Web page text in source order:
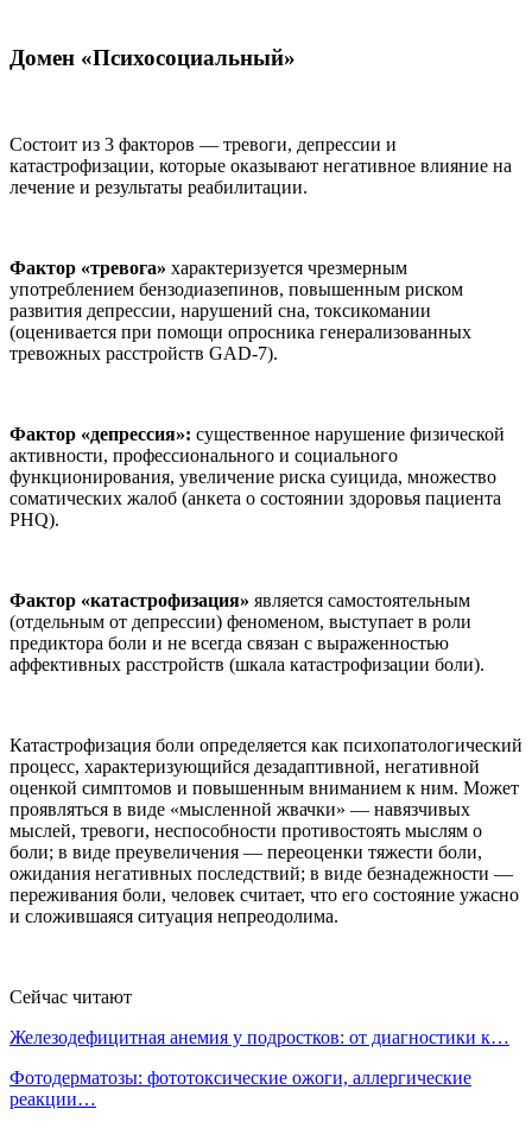
Домен «Психосоциальный»
Состоит из 3 факторов — тревоги, депрессии и
катастрофизации, которые оказывают негативное влияние на
лечение и результаты реабилитации.
Фактор «тревога» характеризуется чрезмерным
употреблением бензодиазепинов, повышенным риском
развития депрессии, нарушений сна, токсикомании
(оценивается при помощи опросника генерализованных
тревожных расстройств GAD-7).
Фактор «депрессия»: существенное нарушение физической
активности, профессионального и социального
функционирования, увеличение риска суицида, множество
соматических жалоб (анкета о состоянии здоровья пациента
PHQ).
Фактор «катастрофизация» является самостоятельным
(отдельным от депрессии) феноменом, выступает в роли
предиктора боли и не всегда связан с выраженностью
аффективных расстройств (шкала катастрофизации боли).
Катастрофизация боли определяется как психопатологический
процесс, характеризующийся дезадаптивной, негативной
оценкой симптомов и повышенным вниманием к ним. Может
проявляться в виде «мысленной жвачки» — навязчивых
мыслей, тревоги, неспособности противостоять мыслям о
боли; в виде преувеличения — переоценки тяжести боли,
ожидания негативных последствий; в виде безнадежности —
переживания боли, человек считает, что его состояние ужасно
и сложившаяся ситуация непреодолима.
Сейчас читают
Железодефицитная анемия у подростков: от диагностики к…
Фотодерматозы: фототоксические ожоги, аллергические
реакции…